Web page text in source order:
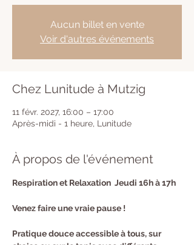
Aucun billet en vente
Voir d'autres événements
Chez Lunitude à Mutzig
11 févr. 2027, 16:00 – 17:00
Après-midi - 1 heure, Lunitude
À propos de l'événement
Respiration et Relaxation  Jeudi 16h à 17h
Venez faire une vraie pause !
Pratique douce accessible à tous, sur